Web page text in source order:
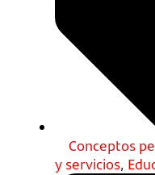
Conceptos
y servicios,